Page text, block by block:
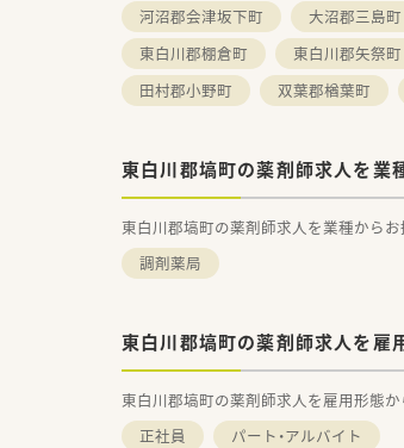
河沼郡会津坂下町
大沼郡三島町
東白川郡棚倉町
東白川郡矢祭町
田村郡小野町
双葉郡楢葉町
東白川郡塙町の薬剤師求人を業
東白川郡塙町の薬剤師求人を業種からお
調剤薬局
東白川郡塙町の薬剤師求人を雇
東白川郡塙町の薬剤師求人を雇用形態か
正社員
パート・アルバイト